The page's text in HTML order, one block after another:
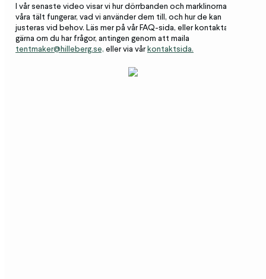
I vår senaste video visar vi hur dörrbanden och marklinorna på
våra tält fungerar, vad vi använder dem till, och hur de kan
justeras vid behov. Läs mer på vår FAQ-sida, eller kontakta oss
gärna om du har frågor, antingen genom att maila
tentmaker@hilleberg.se, eller via vårkontaktsida.